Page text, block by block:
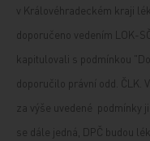
v Královéhradeckém kraji
doporučeno vedením LOK-
kapitulovali s podmínkou
doporučilo právní odd. ČLK.
za výše uvedené podmínky
se dále jedná, DPČ budou